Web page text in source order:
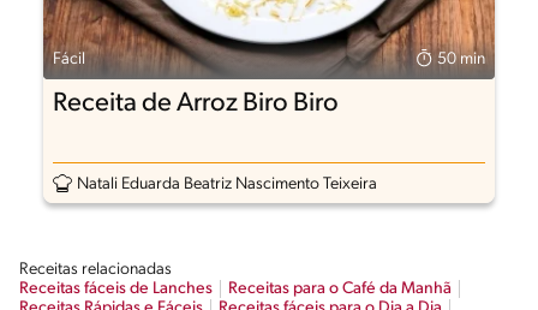
Fácil 50 min
Receita de Arroz Biro Biro
Natali Eduarda Beatriz Nascimento Teixeira
Receitas relacionadas
Receitas fáceis de Lanches
Receitas para o Café da Manhã